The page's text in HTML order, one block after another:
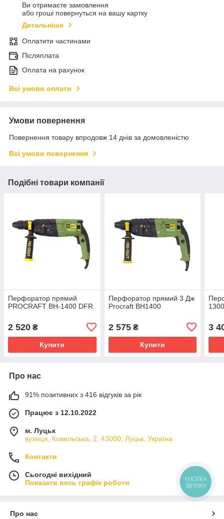
Ви отримаєте замовлення
або гроші повернуться на вашу картку
Детальніше
Оплатити частинами
Післяплата
Оплата на рахунок
Всі умови оплати
Умови повернення
Повернення товару впродовж 14 днів за домовленістю
Всі умови повернення
Подібні товари компанії
Перфоратор прямий
PROCRAFT BH-1400 DFR
2 520 ₴
Купити
Перфоратор прямий 3 Дж
Procraft BH1400
2 575₴
Купити
3
Про нас
91% позитивних з 416 відгуків за рік
Працює з 12.10.2022
м. Луцьк
вулиця, Ковельська, 2, 43000, Луцьк, Україна
Контакти
Сьогодні вихідний
Показати весь графік роботи
Про нас
КНОПКА
ЗВ'ЯЗКУ